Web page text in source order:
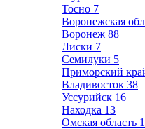
Тосно 7
Воронежская
Воронеж 88
Лиски 7
Семилуки 5
Приморский
Владивосток 38
Уссурийск 16
Находка 13
Омская область